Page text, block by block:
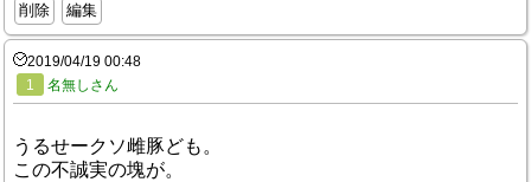
削除
編集
2019/04/19 00:48
1
名無しさん
うるせークソ雌豚ども。
この不誠実の塊が。